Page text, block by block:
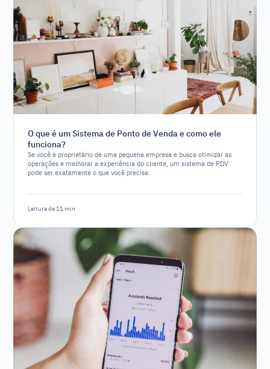
O que é um Sistema de Ponto de Venda e como ele
funciona?
Se você é proprietário de uma pequena empresa e busca otimizar as
operações e melhorar a experiência do cliente, um sistema de PDV
pode ser exatamente o que você precisa.
Leitura de 11 min